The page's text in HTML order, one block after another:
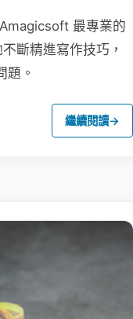
最專業的
斷精進寫作技巧，
題。
繼續閱讀→